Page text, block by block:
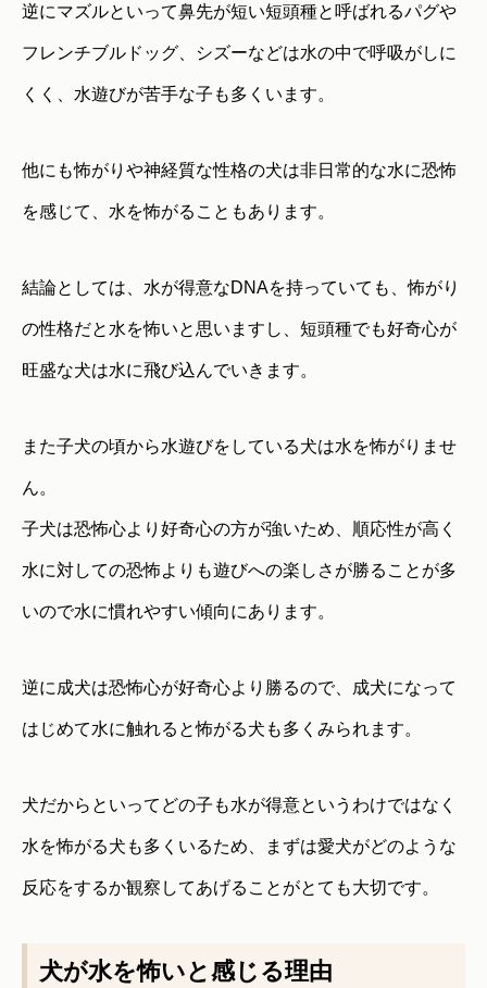
逆にマズルといって鼻先が短い短頭種と呼ばれるパグや
フレンチブルドッグ、シズーなどは水の中で呼吸がしに
くく、水遊びが苦手な子も多くいます。
他にも怖がりや神経質な性格の犬は非日常的な水に恐怖
を感じて、水を怖がることもあります。
結論としては、水が得意なDNAを持っていても、怖がり
の性格だと水を怖いと思いますし、短頭種でも好奇心が
旺盛な犬は水に飛び込んでいきます。
また子犬の頃から水遊びをしている犬は水を怖がりませ
ん。
子犬は恐怖心より好奇心の方が強いため、順応性が高く
水に対しての恐怖よりも遊びへの楽しさが勝ることが多
いので水に慣れやすい傾向にあります。
逆に成犬は恐怖心が好奇心より勝るので、成犬になって
はじめて水に触れると怖がる犬も多くみられます。
犬だからといってどの子も水が得意というわけではなく
水を怖がる犬も多くいるため、まずは愛犬がどのような
反応をするか観察してあげることがとても大切です。
犬が水を怖いと感じる理由